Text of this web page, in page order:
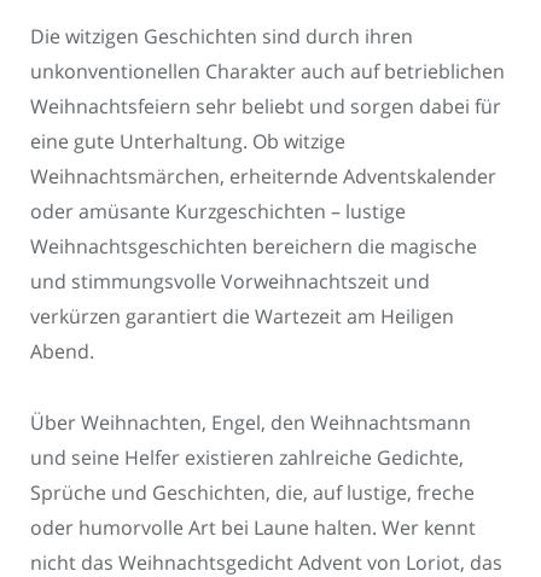
Die witzigen Geschichten sind durch ihren
unkonventionellen Charakter auch auf betrieblichen
Weihnachtsfeiern sehr beliebt und sorgen dabei für
eine gute Unterhaltung. Ob witzige
Weihnachtsmärchen, erheiternde Adventskalender
oder amüsante Kurzgeschichten – lustige
Weihnachtsgeschichten bereichern die magische
und stimmungsvolle Vorweihnachtszeit und
verkürzen garantiert die Wartezeit am Heiligen
Abend.
Über Weihnachten, Engel, den Weihnachtsmann
und seine Helfer existieren zahlreiche Gedichte,
Sprüche und Geschichten, die, auf lustige, freche
oder humorvolle Art bei Laune halten. Wer kennt
nicht das Weihnachtsgedicht Advent von Loriot, das